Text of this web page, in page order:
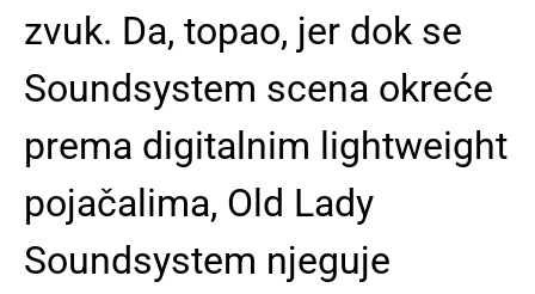
zvuk. Da, topao, jer dok se
Soundsystem scena okreće
prema digitalnim lightweight
pojačalima, Old Lady
Soundsystem njeguje